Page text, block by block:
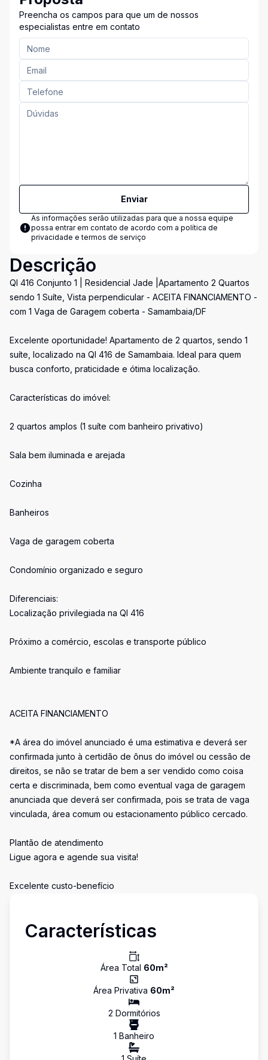
Preencha os campos para que um de nossos
especialistas entre em contato
Enviar
As informações serão utilizadas para que a nossa equipe
possa entrar em contato de acordo com a política de
privacidade e termos de serviço
Descrição
QI 416 Conjunto 1 | Residencial Jade |Apartamento 2 Quartos
sendo 1 Suíte, Vista perpendicular - ACEITA FINANCIAMENTO -
com 1 Vaga de Garagem coberta - Samambaia/DF
Excelente oportunidade! Apartamento de 2 quartos, sendo 1
suíte, localizado na QI 416 de Samambaia. Ideal para quem
busca conforto, praticidade e ótima localização.
Características do imóvel:
2 quartos amplos (1 suíte com banheiro privativo)
Sala bem iluminada e arejada
Cozinha
Banheiros
Vaga de garagem coberta
Condomínio organizado e seguro
Diferenciais:
Localização privilegiada na QI 416
Próximo a comércio, escolas e transporte público
Ambiente tranquilo e familiar
ACEITA FINANCIAMENTO
*A área do imóvel anunciado é uma estimativa e deverá ser
confirmada junto à certidão de ônus do imóvel ou cessão de
direitos, se não se tratar de bem a ser vendido como coisa
certa e discriminada, bem como eventual vaga de garagem
anunciada que deverá ser confirmada, pois se trata de vaga
vinculada, área comum ou estacionamento público cercado.
Plantão de atendimento
Ligue agora e agende sua visita!
Excelente custo-benefício
Características
Área Total 60m²
Área Privativa 60m²
2 Dormitórios
1 Banheiro